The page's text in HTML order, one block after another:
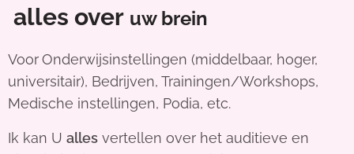
alles over uw brein
VoorOnderwijsinstellingen (middelbaar, hoger,
universitair), Bedrijven, Trainingen/Workshops,
Medische instellingen, Podia, etc.
Ik kan U alles vertellen over het auditieve en